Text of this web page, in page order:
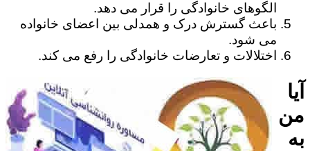
الگوهای خانوادگی را قرار می دهد.
باعث گسترش درک و همدلی بین اعضای خانواده
می شود.
اختلالات و تعارضات خانوادگی را رفع می کند.
آیا
من
به